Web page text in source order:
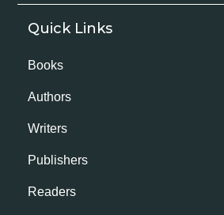
Quick Links
Books
Authors
Writers
Publishers
Readers